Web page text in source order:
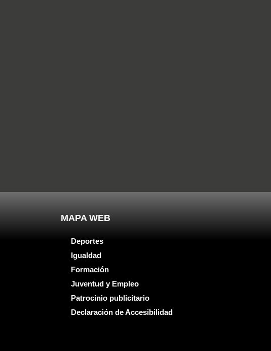
MAPA WEB
Deportes
Igualdad
Formación
Juventud y Empleo
Patrocinio publicitario
Declaración de Accesibilidad